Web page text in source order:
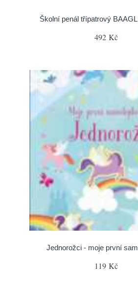
Školní penál třípatrový
492 Kč
Jednorožci - moje první
119 Kč